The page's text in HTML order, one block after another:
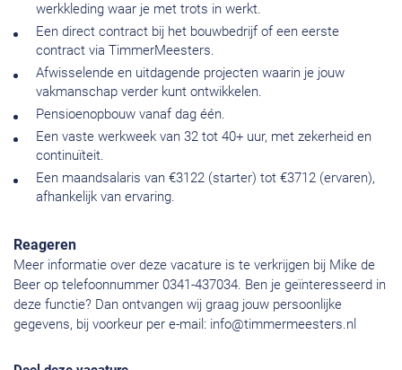
werkkleding waar je met trots in werkt.
Een direct contract bij het bouwbedrijf of een eerste
contract via TimmerMeesters.
Afwisselende en uitdagende projecten waarin je jouw
vakmanschap verder kunt ontwikkelen.
Pensioenopbouw vanaf dag één.
Een vaste werkweek van 32 tot 40+ uur, met zekerheid en
continuïteit.
Een maandsalaris van €3122 (starter) tot €3712 (ervaren),
afhankelijk van ervaring.
Reageren
Meer informatie over deze vacature is te verkrijgen bij Mike de
Beer op telefoonnummer 0341-437034. Ben je geïnteresseerd in
deze functie? Dan ontvangen wij graag jouw persoonlijke
gegevens, bij voorkeur per e-mail: info@timmermeesters.nl